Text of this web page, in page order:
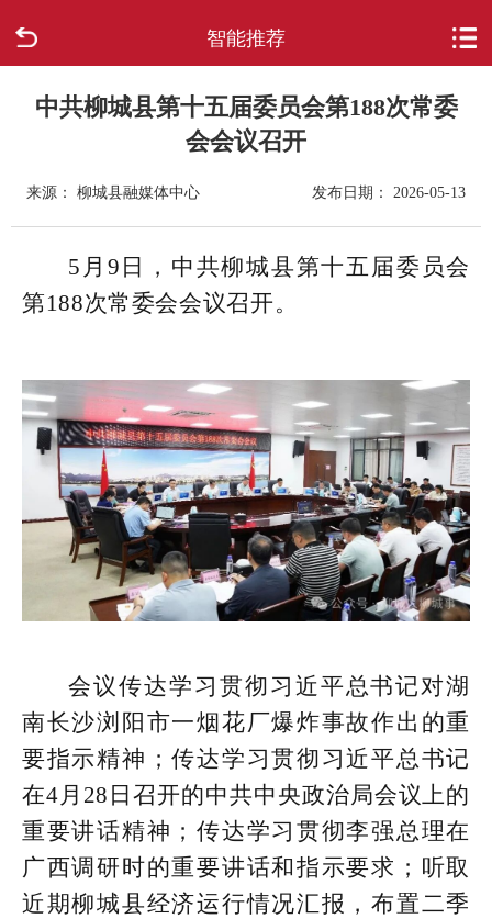
智能推荐
走进柳城
政府信息公开
网上办事
数据专题
中共柳城县第十五届委员会第188次常委
会会议召开
来源： 柳城县融媒体中心 发布日期： 2026-05-13
5月9日，中共柳城县第十五届委员会
第188次常委会会议召开。
会议传达学习贯彻习近平总书记对湖
南长沙浏阳市一烟花厂爆炸事故作出的重
要指示精神；传达学习贯彻习近平总书记
在4月28日召开的中共中央政治局会议上的
重要讲话精神；传达学习贯彻李强总理在
广西调研时的重要讲话和指示要求；听取
近期柳城县经济运行情况汇报，布置二季